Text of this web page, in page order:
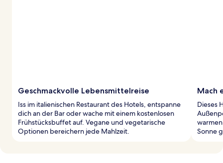
Geschmackvolle Lebensmittelreise
Iss im italienischen Restaurant des Hotels, entspanne
dich an der Bar oder wache mit einem kostenlosen
Frühstücksbuffet auf. Vegane und vegetarische
Optionen bereichern jede Mahlzeit.
Mach
Dieses
Sonne